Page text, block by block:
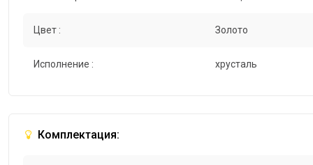
Цвет : Золото
Исполнение : хрусталь
Комплектация: